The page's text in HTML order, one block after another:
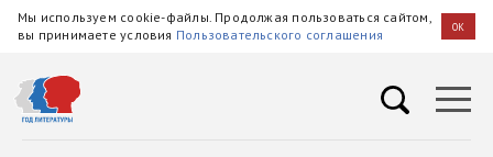
Мы используем cookie-файлы. Продолжая пользоваться сайтом,
вы принимаете условия Пользовательского соглашения OK